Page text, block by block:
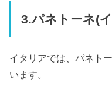
3.パネトーネ(
イタリアでは、パネト
います。